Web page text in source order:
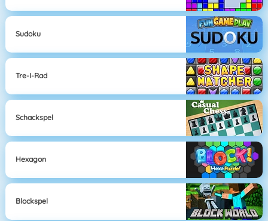
Sudoku
Tre-I-Rad
Schackspel
Hexagon
Blockspel